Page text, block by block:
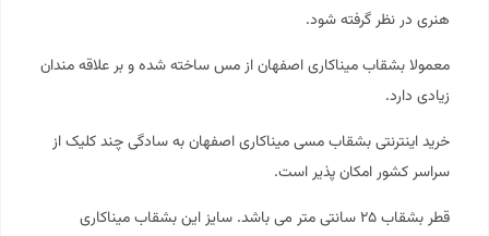
هنری در نظر گرفته شود.
معمولا بشقاب میناکاری اصفهان از مس ساخته شده و بر علاقه مندان
زیادی دارد.
خرید اینترنتی بشقاب مسی میناکاری اصفهان به سادگی چند کلیک از
سراسر کشور امکان پذیر است.
قطر بشقاب ۲۵ سانتی متر می باشد. سایز این بشقاب
میناکاری